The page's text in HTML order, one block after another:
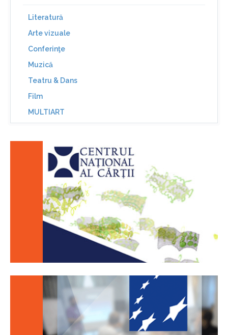
Literatură
Arte vizuale
Conferinţe
Muzică
Teatru & Dans
Film
MULTIART